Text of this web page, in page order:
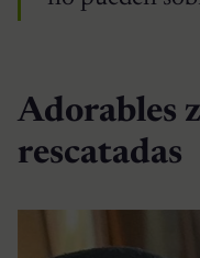
Adorables
rescatadas